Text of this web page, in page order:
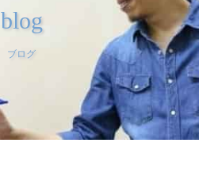
blog
ブログ